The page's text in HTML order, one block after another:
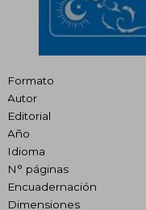
Formato
Autor
Editorial
Año
Idioma
N° páginas
Encuadernación
Dimensiones